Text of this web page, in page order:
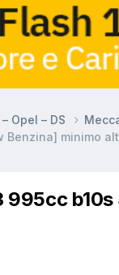
Opel – DS
Benzina] minimo